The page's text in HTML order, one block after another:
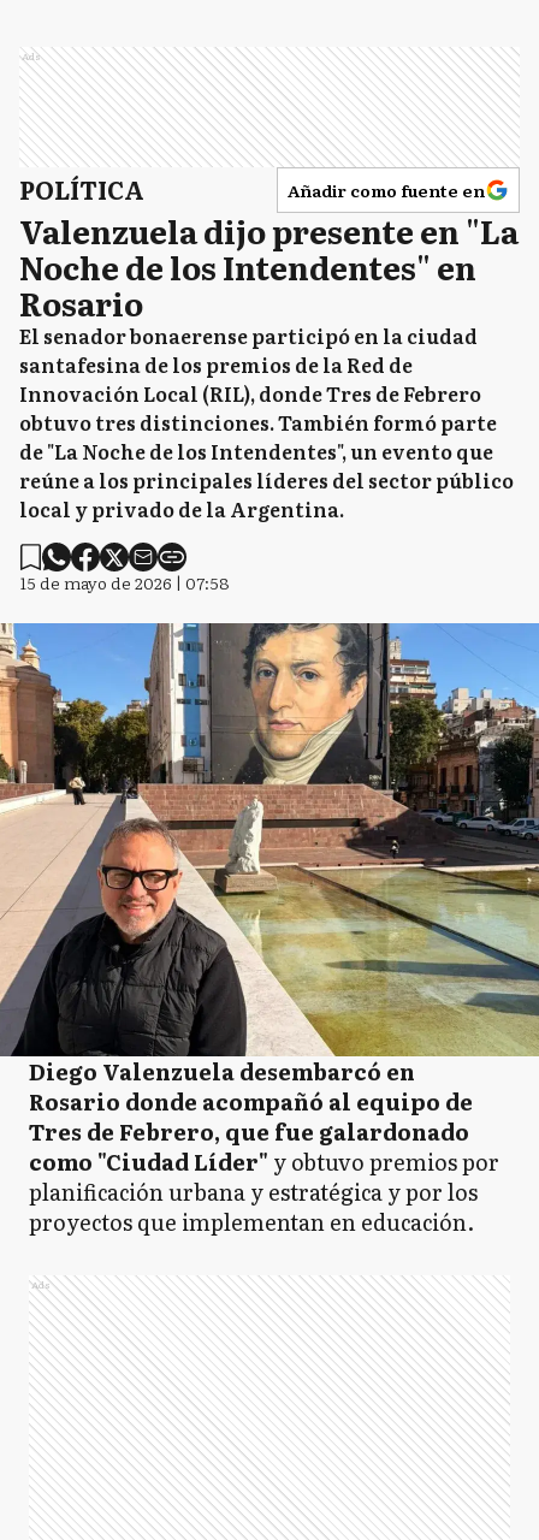
Ads
POLÍTICA Añadir como fuente en
Valenzuela dijo presente en "La
Noche de los Intendentes" en
Rosario
El senador bonaerense participó en la ciudad
santafesina de los premios de la Red de
Innovación Local (RIL), donde Tres de Febrero
obtuvo tres distinciones. También formó parte
de "La Noche de los Intendentes", un evento que
reúne a los principales líderes del sector público
local y privado de la Argentina.
15 de mayo de 2026 | 07:58
Diego Valenzuela desembarcó en
Rosario donde acompañó al equipo de
Tres de Febrero, que fue galardonado
como "Ciudad Líder" y obtuvo premios por
planificación urbana y estratégica y por los
proyectos que implementan en educación.
Ads